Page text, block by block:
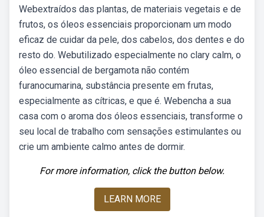
Webextraídos das plantas, de materiais vegetais e de
frutos, os óleos essenciais proporcionam um modo
eficaz de cuidar da pele, dos cabelos, dos dentes e do
resto do. Webutilizado especialmente no clary calm, o
óleo essencial de bergamota não contém
furanocumarina, substância presente em frutas,
especialmente as cítricas, e que é. Webencha a sua
casa com o aroma dos óleos essenciais, transforme o
seu local de trabalho com sensações estimulantes ou
crie um ambiente calmo antes de dormir.
For more information, click the button below.
LEARN MORE